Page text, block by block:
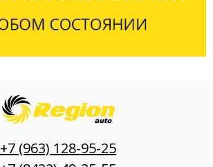
+7 (963) 128-95-25